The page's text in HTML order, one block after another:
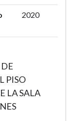
2020
PISO
LA SALA